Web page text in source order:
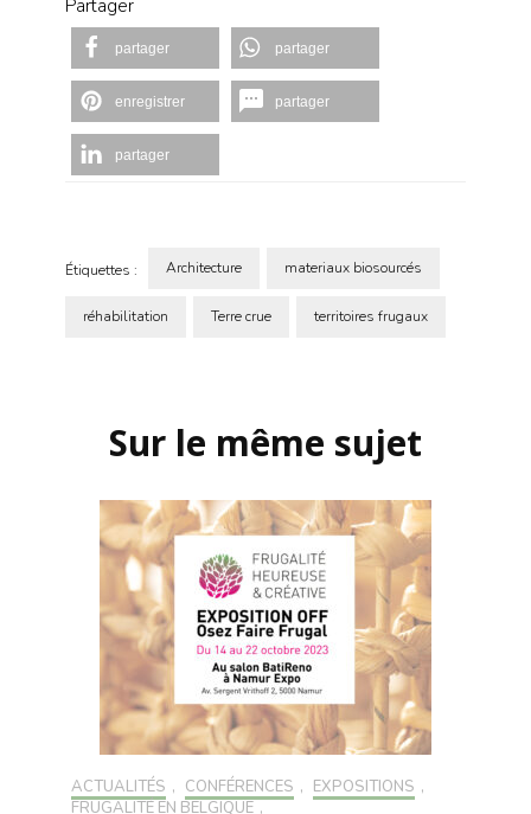
Partager
partager partager
enregistrer partager
partager
Étiquettes : Architecture materiaux biosourcés
réhabilitation Terre crue territoires frugaux
Sur le même sujet
ACTUALITÉS , CONFÉRENCES , EXPOSITIONS ,
FRUGALITÉ EN BELGIQUE ,